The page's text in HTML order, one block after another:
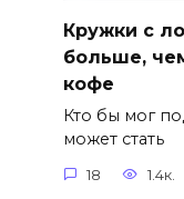
Кружки с
больше,
кофе
Кто бы мог
может стать
18 1.4к.